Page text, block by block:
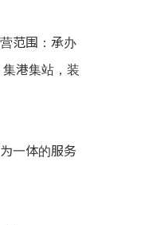
范围：承办
港集站，装
一体的服务